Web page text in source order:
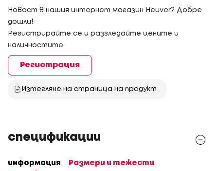
Новост в нашия интернет магазин Heuver? Добре
дошли!
Регистрирайте се и разгледайте цените и
наличностите.
Регистрация
Изтегляне на страница на продукт
спецификации
информация
Размери и тежести